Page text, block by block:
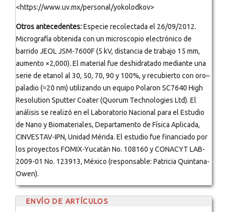
<https://www.uv.mx/personal/yokolodkov>
Otros antecedentes:Especie recolectada el 26/09/2012.
Micrografía obtenida con un microscopio electrónico de
barrido JEOL JSM-7600F (5 kV, distancia de trabajo 15 mm,
aumento ×2,000). El material fue deshidratado mediante una
serie de etanol al 30, 50, 70, 90 y 100%, y recubierto con oro–
paladio (≈20 nm) utilizando un equipo Polaron SC7640 High
Resolution Sputter Coater (Quorum Technologies Ltd). El
análisis se realizó en el Laboratorio Nacional para el Estudio
de Nano y Biomateriales, Departamento de Física Aplicada,
CINVESTAV-IPN, Unidad Mérida. El estudio fue financiado por
los proyectos FOMIX-Yucatán No. 108160 y CONACYT LAB-
2009-01 No. 123913, México (responsable: Patricia Quintana-
Owen).
ENVÍO DE ARTÍCULOS